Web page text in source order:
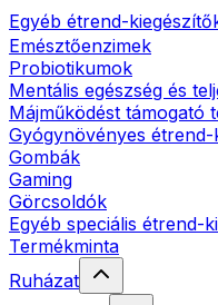
Egyéb étrend-
Emésztőenzimek
Probiotikumok
Mentális egészség és
Májműködést támogató
Gyógynövényes étrend-
Gombák
Gaming
Görcsoldók
Egyéb speciális étrend-
Termékminta
Ruházat